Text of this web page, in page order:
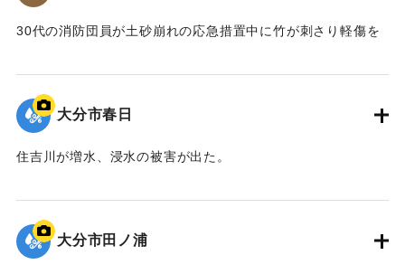
30代の消防団員が土砂崩れの応急措置中に竹が刺さり軽傷を
｜固有コード:
大分市春日
住吉川が増水、浸水の被害が出た。
｜固有コード:00857022
大分市田ノ浦